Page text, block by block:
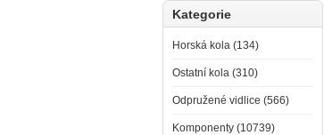
Kategorie
Horská kola (134)
Ostatní kola (310)
Odpružené vidlice (566)
Komponenty (10739)